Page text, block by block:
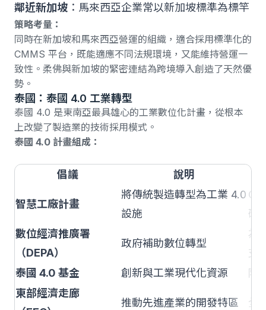
鄰近新加坡 ：馬來西亞企業常以新加坡標準為標竿
策略考量：
同時在新加坡和馬來西亞營運的組織，適合採用標準化的
CMMS 平台，既能適應不同法規環境，又能維持營運一
致性。柔佛與新加坡的緊密連結為跨境導入創造了天然優
勢。
泰國：泰國 4.0 工業轉型
泰國 4.0 是東南亞最具雄心的工業數位化計畫，從根本
上改變了製造業的技術採用模式。
泰國 4.0 計畫組成：
倡議 說明
智慧工廠計畫
將傳統製造轉型為工業 4.0
設施
礎
數位經濟推廣署
（DEPA）
政府補助數位轉型
為
支
泰國 4.0 基金
創新與工業現代化資源
降
東部經濟走廊
推動先進產業的開發特區 全